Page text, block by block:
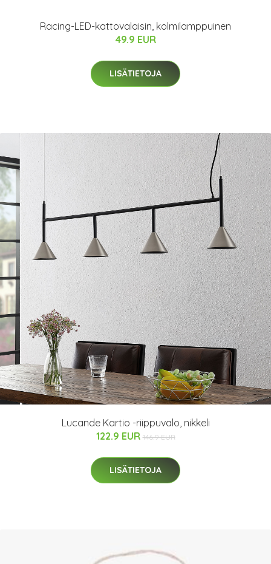
Racing-LED-kattovalaisin, kolmilamppuinen
49.9 EUR
LISÄTIETOJA
Lucande Kartio -riippuvalo, nikkeli
122.9 EUR 146.9 EUR
LISÄTIETOJA